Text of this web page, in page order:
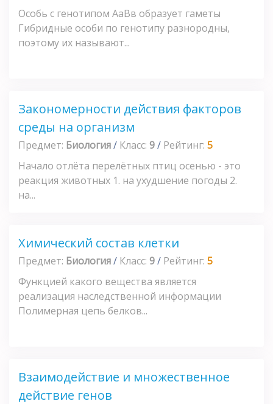
Особь с генотипом АаВв образует гаметы
Гибридные особи по генотипу разнородны,
поэтому их называют...
Закономерности действия факторов
среды на организм
Предмет: Биология/ Класс: 9/ Рейтинг: 5
Начало отлёта перелётных птиц осенью - это
реакция животных 1. на ухудшение погоды 2.
на...
Химический состав клетки
Предмет: Биология/ Класс: 9/ Рейтинг: 5
Функцией какого вещества является
реализация наследственной информации
Полимерная цепь белков...
Взаимодействие и множественное
действие генов